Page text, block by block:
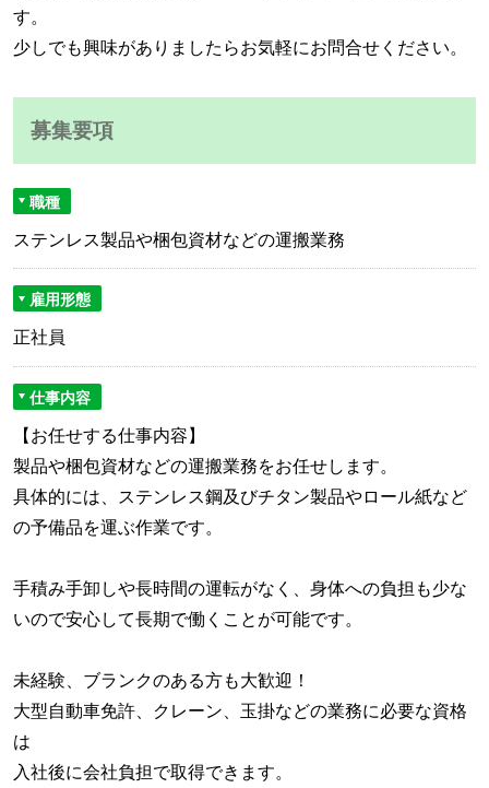
す。
少しでも興味がありましたらお気軽にお問合せください。
募集要項
職種
ステンレス製品や梱包資材などの運搬業務
雇用形態
正社員
仕事内容
【お任せする仕事内容】
製品や梱包資材などの運搬業務をお任せします。
具体的には、ステンレス鋼及びチタン製品やロール紙など
の予備品を運ぶ作業です。
手積み手卸しや長時間の運転がなく、身体への負担も少な
いので安心して長期で働くことが可能です。
未経験、ブランクのある方も大歓迎！
大型自動車免許、クレーン、玉掛などの業務に必要な資格
は
入社後に会社負担で取得できます。